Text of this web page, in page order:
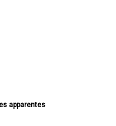
apparentes